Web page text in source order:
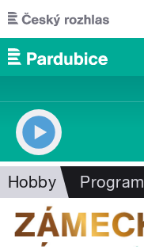
Přejít k hlavnímu obsahu
Hobby Program